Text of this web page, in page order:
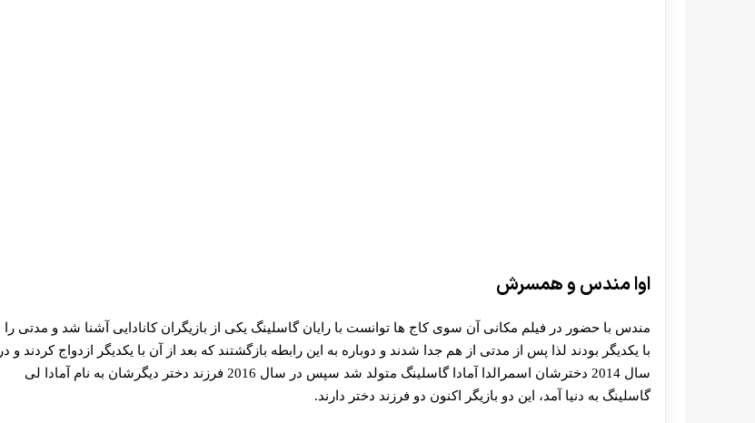
اوا مندس و همسرش
مندس با حضور در فیلم مکانی آن سوی کاج ها توانست با رایان گاسلینگ یکی از بازیگران کانادایی آشنا شد و مدتی را
با یکدیگر بودند لذا پس از مدتی از هم جدا شدند و دوباره به این رابطه بازگشتند که بعد از آن با یکدیگر ازدواج کردند و در
سال 2014 دخترشان اسمرالدا آمادا گاسلینگ متولد شد سپس در سال 2016 فرزند دختر دیگرشان به نام آمادا لی
گاسلینگ به دنیا آمد، این دو بازیگر اکنون دو فرزند دختر دارند.